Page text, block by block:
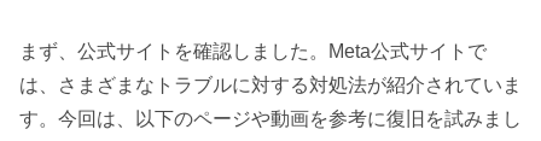
まず、公式サイトを確認しました。Meta公式サイトで
は、さまざまなトラブルに対する対処法が紹介されていま
す。今回は、以下のページや動画を参考に復旧を試みまし